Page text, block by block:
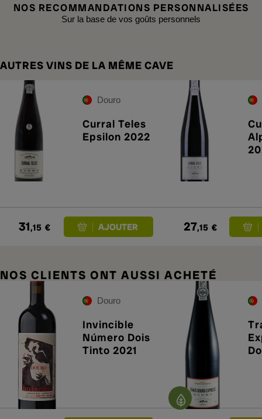
NOS RECOMMANDATIONS PERSONNALISÉES
Sur la base de vos goûts personnels
AUTRES VINS DE LA MÊME CAVE
Douro
Curral Teles
Epsilon 2022
31,15 € 27,15 €
NOS CLIENTS ONT AUSSI ACHETÉ
Douro
Invincible
Número Dois
Tinto 2021